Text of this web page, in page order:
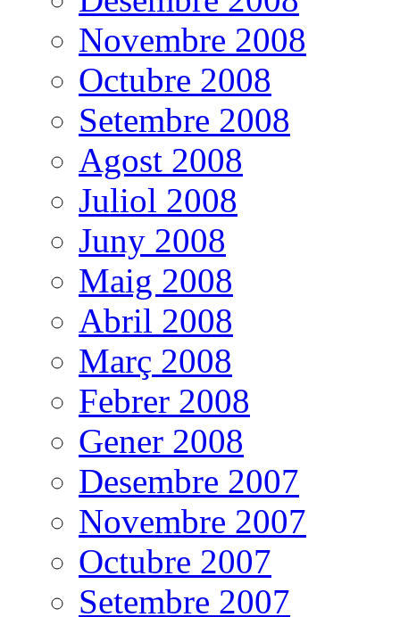
Novembre 2008
Octubre 2008
Setembre 2008
Agost 2008
Juliol 2008
Juny 2008
Maig 2008
Abril 2008
Març 2008
Febrer 2008
Gener 2008
Desembre 2007
Novembre 2007
Octubre 2007
Setembre 2007